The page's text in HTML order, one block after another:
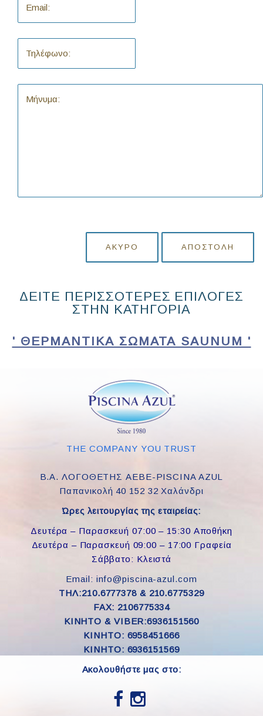
ΆΚΥΡΟ ΑΠΟΣΤΟΛΉ
ΔΕΙΤΕ ΠΕΡΙΣΣΟΤΕΡΕΣ ΕΠΙΛΟΓΕΣ
ΣΤΗΝ ΚΑΤΗΓΟΡΙΑ
' ΘΕΡΜΑΝΤΙΚΆ ΣΏΜΑΤΑ SAUNUM '
THE COMPANY YOU TRUST
Β.Α. ΛΟΓΟΘΕΤΗΣ ΑΕΒΕ-PISCINA AZUL
Παπανικολή 40 152 32 Χαλάνδρι
Ώρες λειτουργίας της εταιρείας:
Δευτέρα – Παρασκευή 07:00 – 15:30 Αποθήκη
Δευτέρα – Παρασκευή 09:00 – 17:00 Γραφεία
Σάββατο: Κλειστά
Email: info@piscina-azul.com
ΤΗΛ:210.6777378 & 210.6775329
FAX: 2106775334
ΚΙΝΗΤΟ & VIBER:6936151560
KINHTO: 6958451666
KINHTO: 6936151569
Ακολουθήστε μας στο: